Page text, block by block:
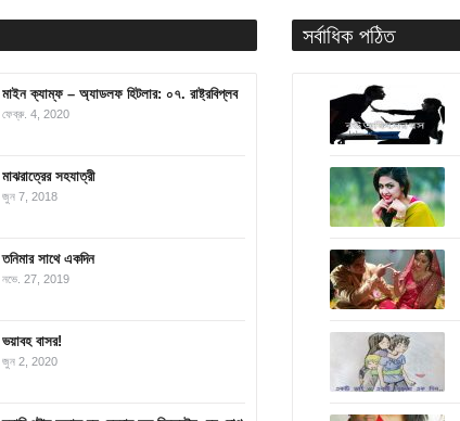
মাইন ক্যাম্ফ – অ্যাডলফ হিটলার: ০৭. রাষ্ট্রবিপ্লব
ফেব্রু. 4, 2020
মাঝরাত্রের সহযাত্রী
জুন 7, 2018
তনিমার সাথে একদিন
নভে. 27, 2019
ভয়াবহ বাসর!
জুন 2, 2020
সর্বাধিক পঠিত